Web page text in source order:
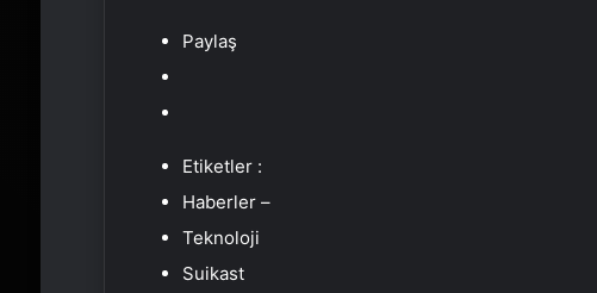
Paylaş
Etiketler :
Haberler –
Teknoloji
Suikast